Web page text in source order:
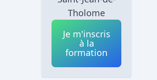
Tholome
Je m'inscris
à la
formation